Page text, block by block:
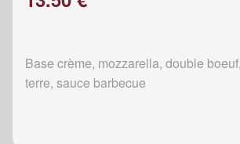
Base crème, mozzarella, double
terre, sauce barbecue